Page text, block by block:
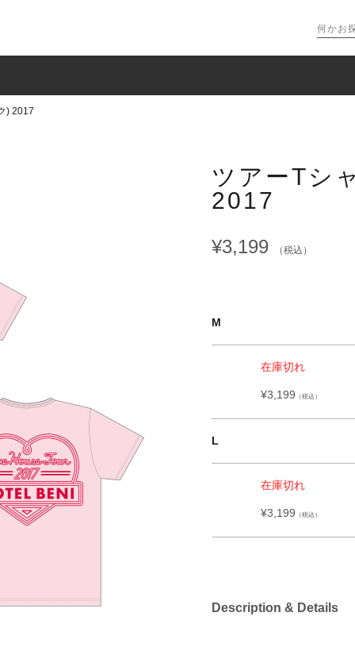
) 2017
ツアーTシ
2017
¥3,199 （税込）
M
在庫切れ
¥3,199 （税込）
L
在庫切れ
¥3,199 （税込）
Description & Details